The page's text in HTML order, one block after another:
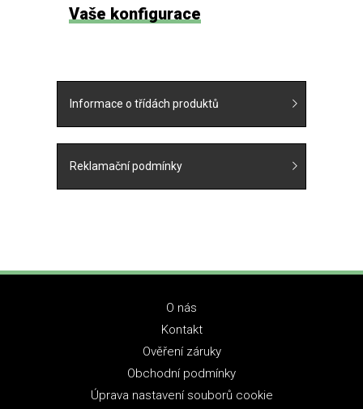
Vaše konfigurace
Informace o třídách produktů
Reklamační podmínky
O nás
Kontakt
Ověření záruky
Obchodní podmínky
Úprava nastavení souborů cookie